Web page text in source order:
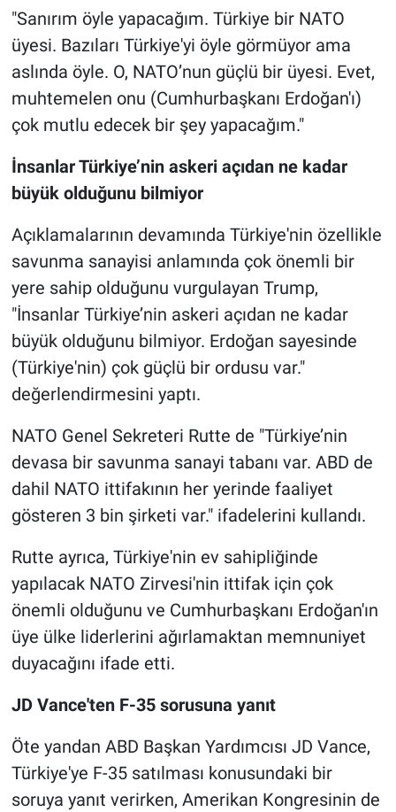
"Sanırım öyle yapacağım. Türkiye bir NATO
üyesi. Bazıları Türkiye'yi öyle görmüyor ama
aslında öyle. O, NATO’nun güçlü bir üyesi. Evet,
muhtemelen onu (Cumhurbaşkanı Erdoğan'ı)
çok mutlu edecek bir şey yapacağım."
İnsanlar Türkiye’nin askeri açıdan ne kadar
büyük olduğunu bilmiyor
Açıklamalarının devamında Türkiye'nin özellikle
savunma sanayisi anlamında çok önemli bir
yere sahip olduğunu vurgulayan Trump,
"İnsanlar Türkiye’nin askeri açıdan ne kadar
büyük olduğunu bilmiyor. Erdoğan sayesinde
(Türkiye'nin) çok güçlü bir ordusu var."
değerlendirmesini yaptı.
NATO Genel Sekreteri Rutte de "Türkiye’nin
devasa bir savunma sanayi tabanı var. ABD de
dahil NATO ittifakının her yerinde faaliyet
gösteren 3 bin şirketi var." ifadelerini kullandı.
Rutte ayrıca, Türkiye'nin ev sahipliğinde
yapılacak NATO Zirvesi'nin ittifak için çok
önemli olduğunu ve Cumhurbaşkanı Erdoğan'ın
üye ülke liderlerini ağırlamaktan memnuniyet
duyacağını ifade etti.
JD Vance'ten F-35 sorusuna yanıt
Öte yandan ABD Başkan Yardımcısı JD Vance,
Türkiye'ye F-35 satılması konusundaki bir
soruya yanıt verirken, Amerikan Kongresinin de